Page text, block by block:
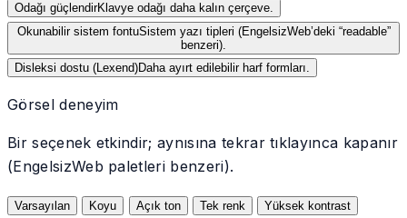
Odağı güçlendirKlavye odağı daha kalın çerçeve.
Okunabilir sistem fontuSistem yazı tipleri (EngelsizWeb’deki “readable”
benzeri).
Disleksi dostu (Lexend)Daha ayırt edilebilir harf formları.
Görsel deneyim
Bir seçenek etkindir; aynısına tekrar tıklayınca kapanır
(EngelsizWeb paletleri benzeri).
Varsayılan Koyu Açık ton Tek renk Yüksek kontrast